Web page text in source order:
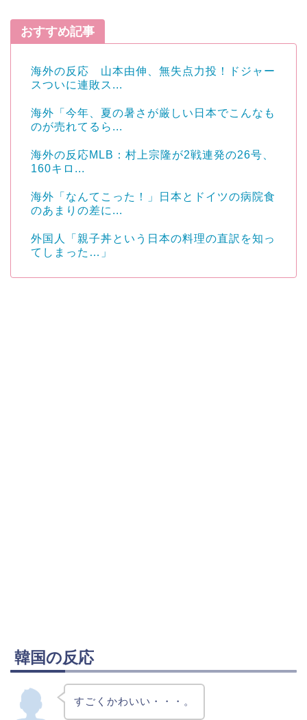
おすすめ記事
海外の反応 山本由伸、無失点力投！ドジャー
スついに連敗ス...
海外「今年、夏の暑さが厳しい日本でこんなも
のが売れてるら...
海外の反応MLB：村上宗隆が2戦連発の26号、
160キロ...
海外「なんてこった！」日本とドイツの病院食
のあまりの差に...
外国人「親子丼という日本の料理の直訳を知っ
てしまった…」
韓国の反応
すごくかわいい・・・。